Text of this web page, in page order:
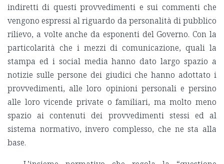
indiretti di questi provvedimenti e sui commenti che
vengono espressi al riguardo da personalità di pubblico
rilievo, a volte anche da esponenti del Governo. Con la
particolarità che i mezzi di comunicazione, quali la
stampa ed i social media hanno dato largo spazio a
notizie sulle persone dei giudici che hanno adottato i
provvedimenti, alle loro opinioni personali e persino
alle loro vicende private o familiari, ma molto meno
spazio ai contenuti dei provvedimenti stessi ed al
sistema normativo, invero complesso, che ne sta alla
base.